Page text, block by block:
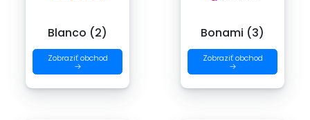
Blanco (2)
Zobraziť obchod
→
Bonami (3)
Zobraziť obchod
→